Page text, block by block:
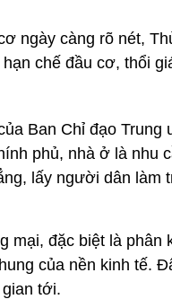
ngày càng rõ nét,
chế đầu cơ, thổi
Ban Chỉ đạo
phủ, nhà ở là nhu
lấy người dân làm
đặc biệt là
của nền kinh tế.
tới.